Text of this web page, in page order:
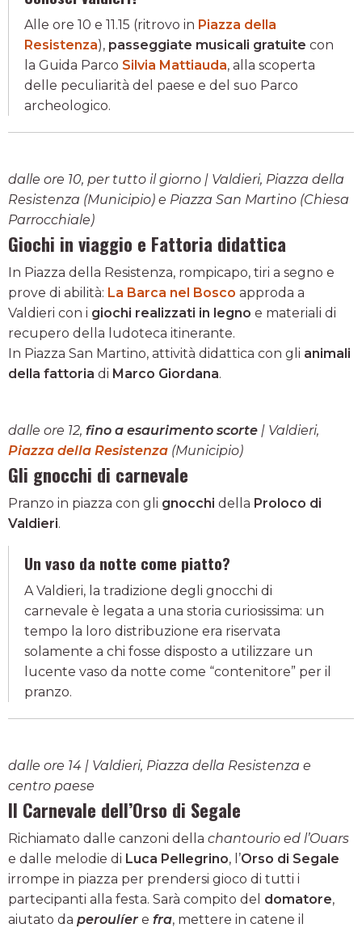
Alle ore 10 e 11.15 (ritrovo in Piazza della
Resistenza), passeggiate musicali gratuite con
la Guida Parco Silvia Mattiauda, alla scoperta
delle peculiarità del paese e del suo Parco
archeologico.
dalle ore 10, per tutto il giorno | Valdieri, Piazza della
Resistenza (Municipio) e Piazza San Martino (Chiesa
Parrocchiale)
Giochi in viaggio e Fattoria didattica
In Piazza della Resistenza, rompicapo, tiri a segno e
prove di abilità: La Barca nel Bosco approda a
Valdieri con i giochi realizzati in legno e materiali di
recupero della ludoteca itinerante.
In Piazza San Martino, attività didattica con gli animali
della fattoria di Marco Giordana.
dalle ore 12, fino a esaurimento scorte | Valdieri,
Piazza della Resistenza (Municipio)
Gli gnocchi di carnevale
Pranzo in piazza con gli gnocchi della Proloco di
Valdieri.
Un vaso da notte come piatto?
A Valdieri, la tradizione degli gnocchi di
carnevale è legata a una storia curiosissima: un
tempo la loro distribuzione era riservata
solamente a chi fosse disposto a utilizzare un
lucente vaso da notte come “contenitore” per il
pranzo.
dalle ore 14 | Valdieri, Piazza della Resistenza e
centro paese
Il Carnevale dell’Orso di Segale
Richiamato dalle canzoni della chantourio ed l’Ouars
e dalle melodie di Luca Pellegrino, l’Orso di Segale
irrompe in piazza per prendersi gioco di tutti i
partecipanti alla festa. Sarà compito del domatore,
aiutato da peroulíer e fra, mettere in catene il